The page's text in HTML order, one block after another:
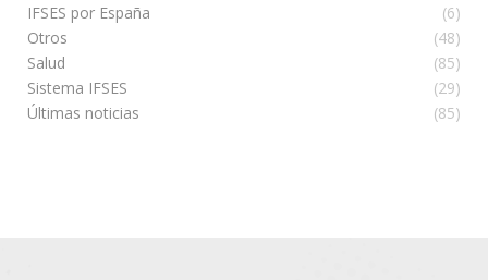
IFSES por España
(6)
Otros
(48)
Salud
(85)
Sistema IFSES
(29)
Últimas noticias
(85)